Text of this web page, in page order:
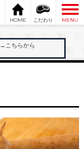
HOME こだわり
MENU
→こちらから